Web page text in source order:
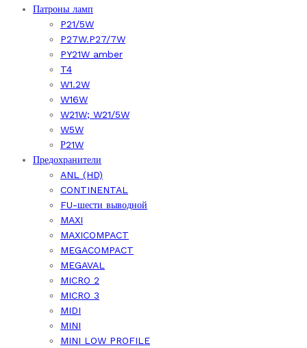
Патроны ламп
P21/5W
P27W.P27/7W
PY21W amber
T4
W1.2W
W16W
W21W; W21/5W
W5W
Р21W
Предохранители
ANL (HD)
CONTINENTAL
FU-шести выводной
MAXI
MAXICOMPACT
MEGACOMPACT
MEGAVAL
MICRO 2
MICRO 3
MIDI
MINI
MINI LOW PROFILE